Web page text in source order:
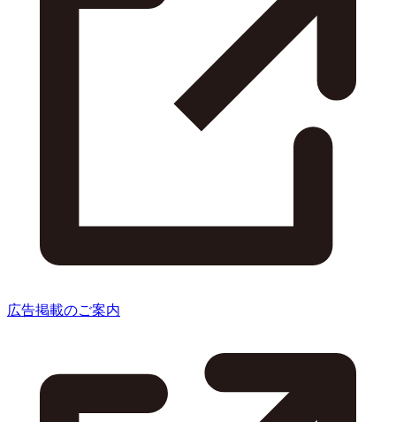
広告掲載のご案内